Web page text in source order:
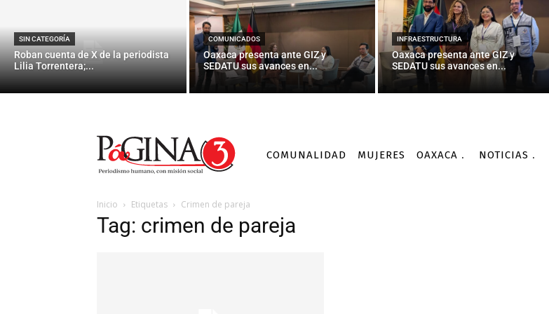
SIN CATEGORÍA
Roban cuenta de X de la periodista
Lilia Torrentera;...
COMUNICADOS
Oaxaca presenta ante GIZ y
SEDATU sus avances en...
INFRAESTRUCTURA
Oaxaca presenta ante GIZ y
SEDATU sus avances en...
COMUNALIDAD MUJERES OAXACA NOTICIAS
Inicio Etiquetas Crimen de pareja
Tag: crimen de pareja